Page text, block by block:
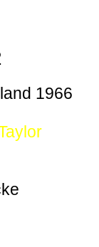
1966